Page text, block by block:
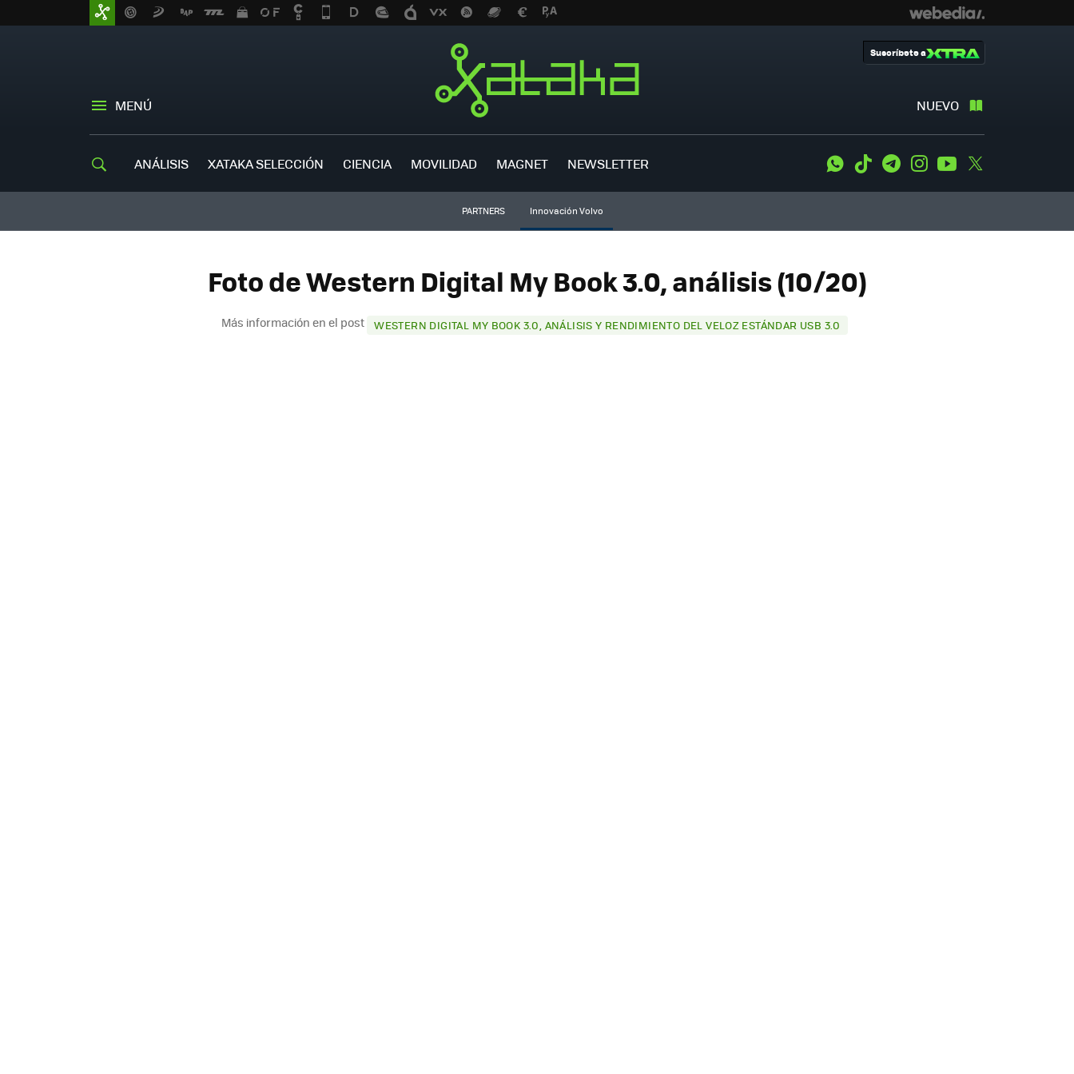
MENÚ NUEVO
Suscríbete a
ANÁLISIS XATAKA SELECCIÓN CIENCIA MOVILIDAD MAGNET NEWSLETTER WhatsApp
Tiktok TelegramInstagramYoutube
PARTNERS Innovación Volvo
Foto de Western Digital My Book 3.0, análisis (10/20)
Más información en el post WESTERN DIGITAL MY BOOK 3.0, ANÁLISIS Y RENDIMIENTO DEL VELOZ ESTÁNDAR USB 3.0